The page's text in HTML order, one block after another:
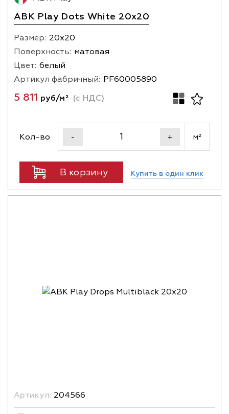
ABK Play Dots White 20x20
Размер: 20х20
Поверхность: матовая
Цвет: белый
Артикул фабричный: PF60005890
5 811 руб/м² (с НДС)
Кол-во - + м²
В корзину Купить в один клик
Артикул: 204566